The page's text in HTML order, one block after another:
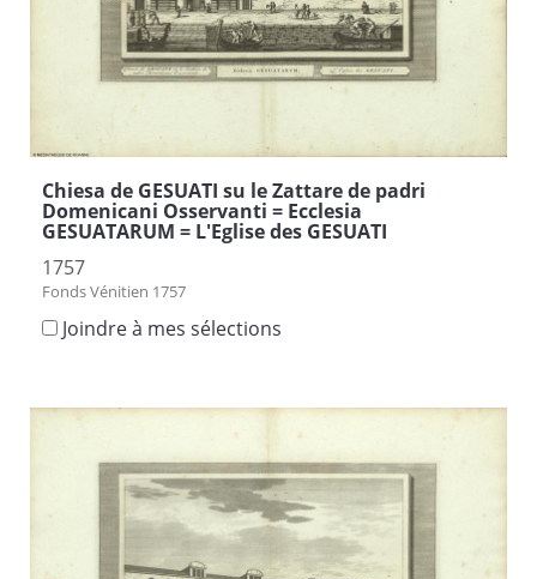
Chiesa de GESUATI su le Zattare de padri
Domenicani Osservanti = Ecclesia
GESUATARUM = L'Eglise des GESUATI
1757
Fonds Vénitien 1757
Joindre à mes sélections